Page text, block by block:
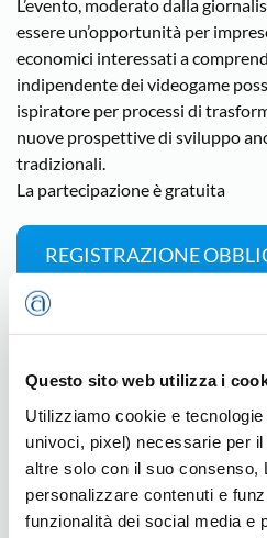
Questo sito web utilizza i
Utilizziamo cookie e
univoci, pixel) necessarie per
altre solo con il suo consenso,
personalizzare contenuti e
funzionalità dei social media e
L’evento, moderato dalla
essere un’opportunità per
economici interessati a
indipendente dei videogame
ispiratore per processi di
nuove prospettive di sviluppo
tradizionali.
La partecipazione è gratuita
REGISTRAZIONE
Ultime news